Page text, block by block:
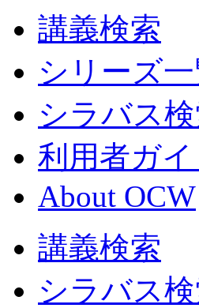
講義検索
シリーズ
シラバス
利用者ガ
About OCW
講義検索
シラバス